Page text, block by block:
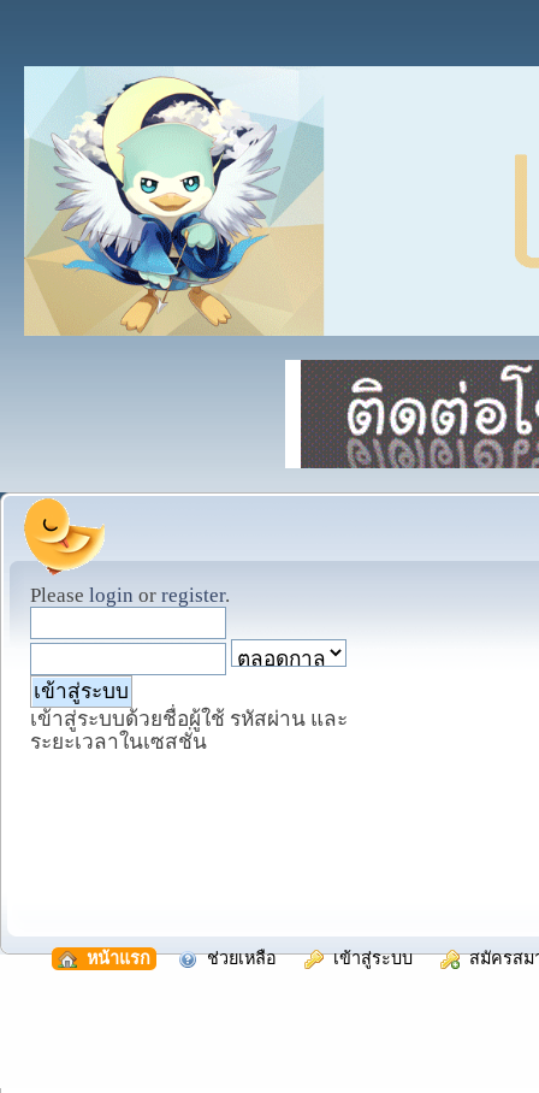
Please login or register.
เข้าสู่ระบบด้วยชื่อผู้ใช้ รหัสผ่าน และ
ระยะเวลาในเซสชั่น
หน้าแรก ช่วยเหลือ เข้าสู่ระบบ สมัครสม